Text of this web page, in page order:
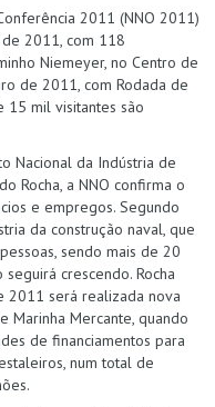
2011 (NNO 2011)
2011, com 118
Niemeyer, no Centro de
de 2011, com Rodada de
15 mil visitantes são
Nacional da Indústria de
Rocha, a NNO confirma o
e empregos. Segundo
da construção naval, que
sendo mais de 20
crescendo. Rocha
será realizada nova
Marinha Mercante, quando
de financiamentos para
num total de